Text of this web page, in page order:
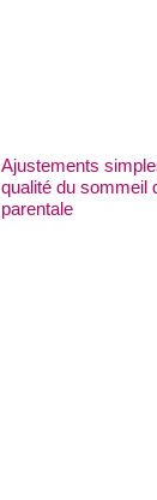
Ajustements
qualité du sommeil
parentale